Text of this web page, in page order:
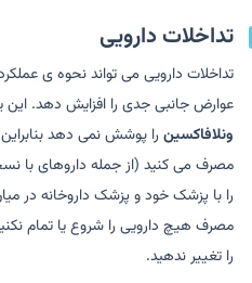
تداخلات دارویی
تداخلات دارویی می تواند نحوه ی
عوارض جانبی جدی را افزایش دهد.
ونلافاکسین را پوشش نمی دهد
مصرف می کنید (از جمله داروهای با
را با پزشک خود و پزشک داروخانه در
مصرف هیچ دارویی را شروع یا تمام
را تغییر ندهید.